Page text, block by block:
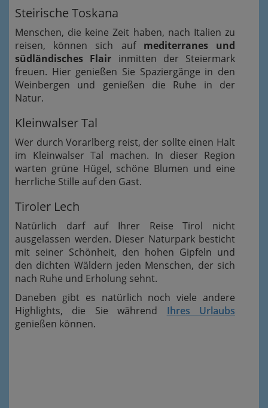
Steirische Toskana
Menschen, die keine Zeit haben, nach Italien zu
reisen, können sich auf mediterranes und
südländisches Flair inmitten der Steiermark
freuen. Hier genießen Sie Spaziergänge in den
Weinbergen und genießen die Ruhe in der
Natur.
Kleinwalser Tal
Wer durch Vorarlberg reist, der sollte einen Halt
im Kleinwalser Tal machen. In dieser Region
warten grüne Hügel, schöne Blumen und eine
herrliche Stille auf den Gast.
Tiroler Lech
Natürlich darf auf Ihrer Reise Tirol nicht
ausgelassen werden. Dieser Naturpark besticht
mit seiner Schönheit, den hohen Gipfeln und
den dichten Wäldern jeden Menschen, der sich
nach Ruhe und Erholung sehnt.
Daneben gibt es natürlich noch viele andere
Highlights, die Sie während Ihres Urlaubs
genießen können.